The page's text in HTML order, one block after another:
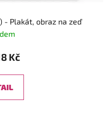
- Plakát, obraz na zeď
Kč